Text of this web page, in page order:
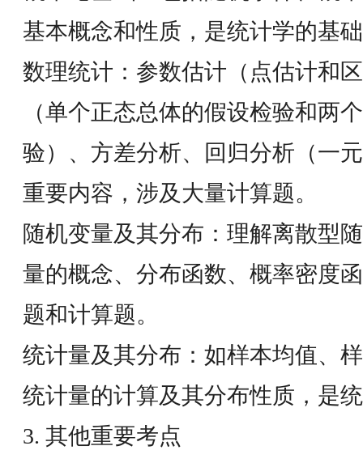
基本概念和性质，是统计学的基
数理统计：参数估计（点估计和
（单个正态总体的假设检验和两
验）、方差分析、回归分析（一
重要内容，涉及大量计算题。
随机变量及其分布：理解离散型
量的概念、分布函数、概率密度
题和计算题。
统计量及其分布：如样本均值、
统计量的计算及其分布性质，是
3. 其他重要考点